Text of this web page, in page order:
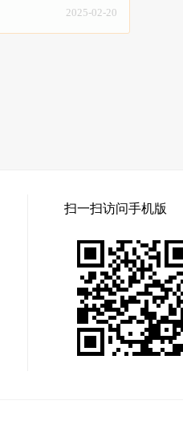
2025-02-20
扫一扫访问手机版